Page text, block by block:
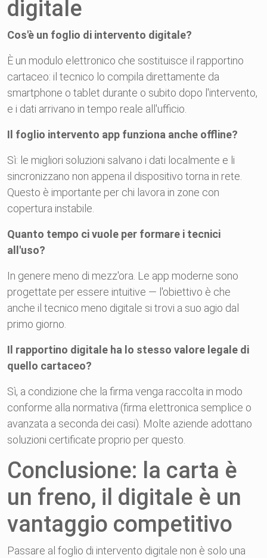
digitale
Cos'è un foglio di intervento digitale?
È un modulo elettronico che sostituisce il rapportino
cartaceo: il tecnico lo compila direttamente da
smartphone o tablet durante o subito dopo l'intervento,
e i dati arrivano in tempo reale all'ufficio.
Il foglio intervento app funziona anche offline?
Sì: le migliori soluzioni salvano i dati localmente e li
sincronizzano non appena il dispositivo torna in rete.
Questo è importante per chi lavora in zone con
copertura instabile.
Quanto tempo ci vuole per formare i tecnici
all'uso?
In genere meno di mezz'ora. Le app moderne sono
progettate per essere intuitive — l'obiettivo è che
anche il tecnico meno digitale si trovi a suo agio dal
primo giorno.
Il rapportino digitale ha lo stesso valore legale di
quello cartaceo?
Sì, a condizione che la firma venga raccolta in modo
conforme alla normativa (firma elettronica semplice o
avanzata a seconda dei casi). Molte aziende adottano
soluzioni certificate proprio per questo.
Conclusione: la carta è
un freno, il digitale è un
vantaggio competitivo
Passare al foglio di intervento digitale non è solo una